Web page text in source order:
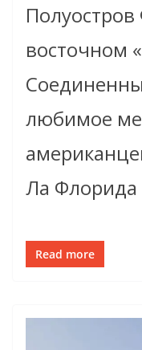
восточном
любимое
Ла Флорида
Read more